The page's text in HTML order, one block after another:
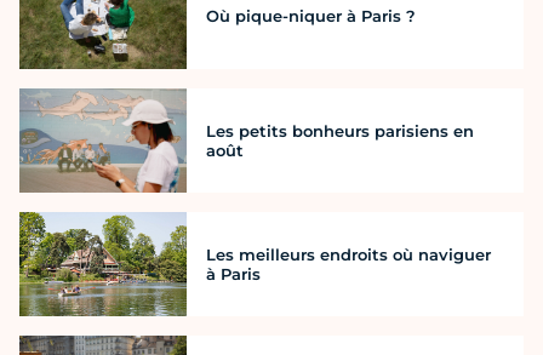
Où pique-niquer à Paris ?
Les petits bonheurs parisiens en
août
Les meilleurs endroits où naviguer
à Paris